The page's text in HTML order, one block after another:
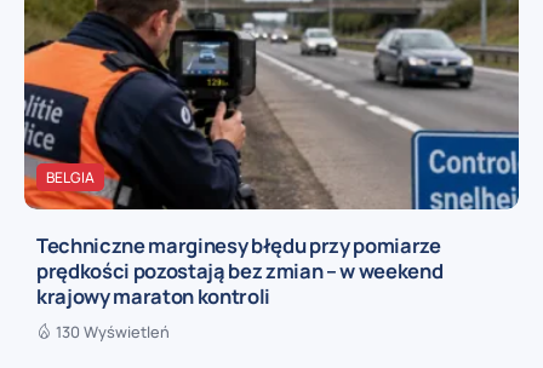
BELGIA
Techniczne marginesy błędu przy pomiarze
prędkości pozostają bez zmian – w weekend
krajowy maraton kontroli
130 Wyświetleń